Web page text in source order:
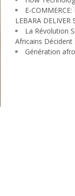
E-
LEBARA DELIVER
La Révolution
Africains Décident
Génération